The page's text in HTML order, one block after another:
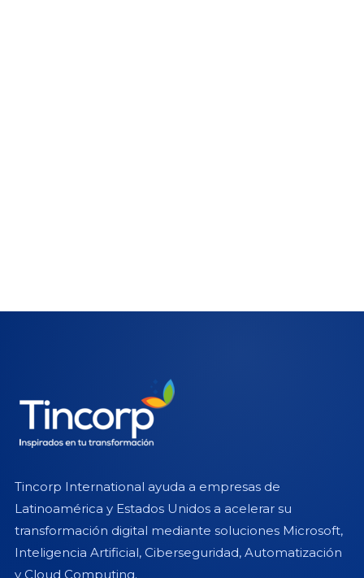
Tincorp International ayuda a empresas de
Latinoamérica y Estados Unidos a acelerar su
transformación digital mediante soluciones Microsoft,
Inteligencia Artificial, Ciberseguridad, Automatización
y Cloud Computing.